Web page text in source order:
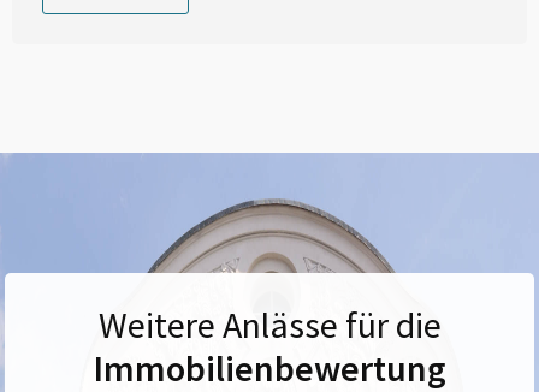
Weitere Anlässe für die
Immobilienbewertung